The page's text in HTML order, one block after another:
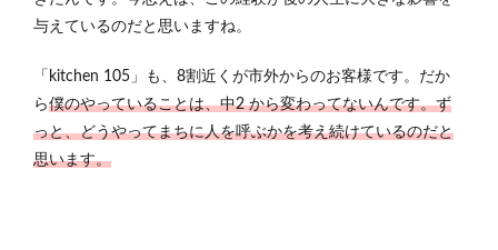
与えているのだと思いますね。
「kitchen 105」も、8割近くが市外からのお客様です。だか
ら僕のやっていることは、中2 から変わってないんです。ず
っと、どうやってまちに人を呼ぶかを考え続けているのだと
思います。